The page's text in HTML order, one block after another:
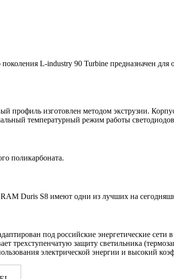
L-industry 90 Turbine предназначен
профиль изготовлен методом экструзии.
температурный режим работы
поликарбоната.
Duris S8 имеют одни из лучших на
под российские энергетические
трехступенчатую защиту светильника
электрической энергии и высокий